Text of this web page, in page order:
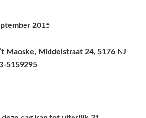
2015
Maoske, Middelstraat 24, 5176 NJ
5159295